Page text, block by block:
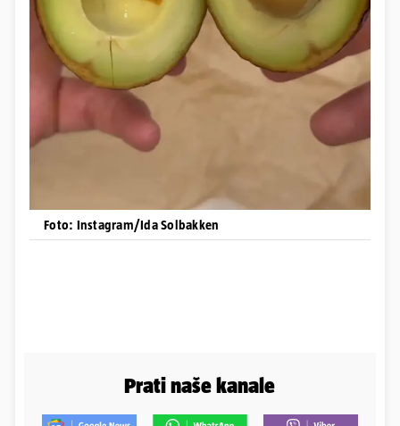
Foto: Instagram/Ida Solbakken
Prati naše kanale